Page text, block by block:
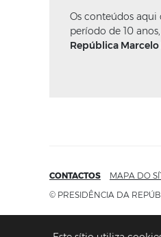
Os conteúdos
período de 10
República Marcelo
CONTACTOS MAPA DO
© PRESIDÊNCIA DA